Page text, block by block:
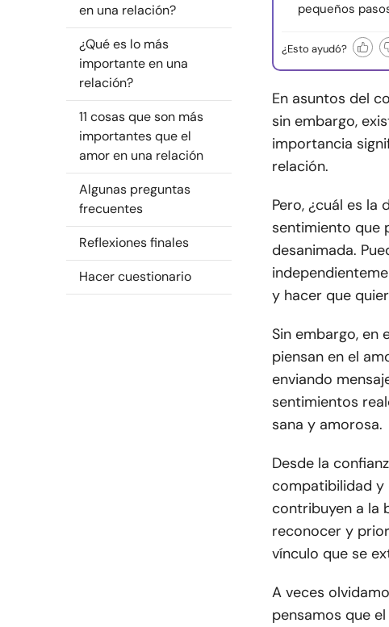
en una relación?
¿Qué es lo más
importante en una
relación?
11 cosas que son más
importantes que el
amor en una relación
Algunas preguntas
frecuentes
Reflexiones finales
Hacer cuestionario
pequeños
¿Esto ayudó?
En asuntos del
sin embargo,
importancia
relación.
Pero, ¿cuál es la
sentimiento que
desanimada.
y hacer que
Sin embargo, en
piensan en el
enviando
sentimientos
sana y amorosa.
Desde la
compatibilidad y
contribuyen a la
reconocer y
vínculo que se
A veces
pensamos que